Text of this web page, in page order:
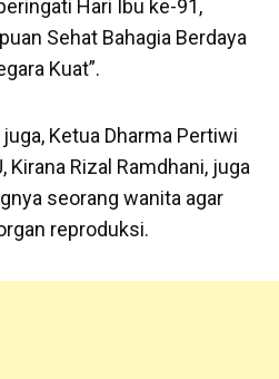
Hari Ibu ke-91,
Sehat Bahagia Berdaya
Kuat”.
Ketua Dharma Pertiwi
Kirana Rizal Ramdhani, juga
seorang wanita agar
reproduksi.